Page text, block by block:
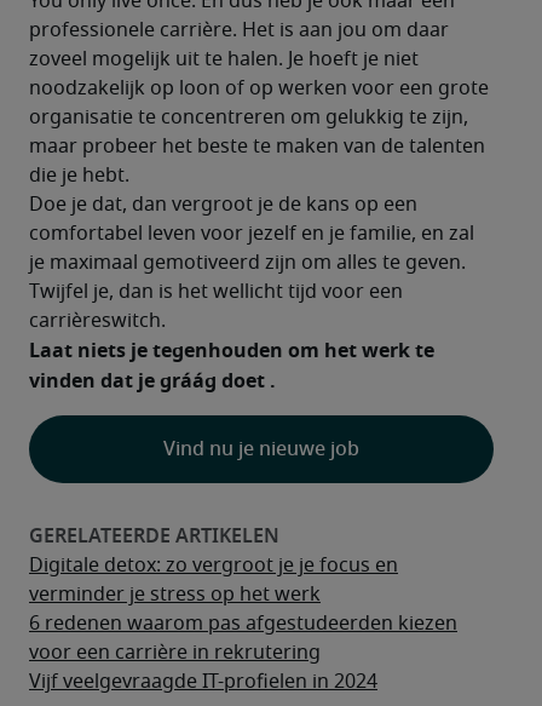
Vind nu je nieuwe job
professionele carrière. Het is aan jou om daar
zoveel mogelijk uit te halen. Je hoeft je niet
noodzakelijk op loon of op werken voor een grote
organisatie te concentreren om gelukkig te zijn,
maar probeer het beste te maken van de talenten
die je hebt.
Doe je dat, dan vergroot je de kans op een
comfortabel leven voor jezelf en je familie, en zal
je maximaal gemotiveerd zijn om alles te geven.
Twijfel je, dan is het wellicht tijd voor een
carrièreswitch.
Laat niets je tegenhouden om het werk te
vinden dat je gráág doet .
Digitale detox: zo vergroot je je focus en
verminder je stress op het werk
6 redenen waarom pas afgestudeerden kiezen
voor een carrière in rekrutering
Vijf veelgevraagde IT-profielen in 2024